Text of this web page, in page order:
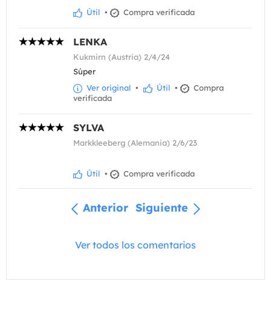
Útil • Compra verificada
LENKA
Kukmirn (Austria) 2/4/24
Súper
Ver original • Útil •
Compra
verificada
SYLVA
Markkleeberg (Alemania) 2/6/23
Útil • Compra verificada
Anterior Siguiente
Ver todos los comentarios